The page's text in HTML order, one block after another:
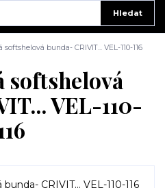
Hledat
softshelová bunda- CRIVIT... VEL-110-116
softshelová
VEL-110-